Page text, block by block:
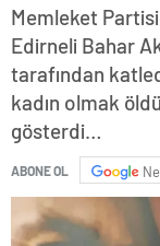
Memleket
Edirneli Bahar
tarafından
kadın olmak
gösterdi…
ABONE OL